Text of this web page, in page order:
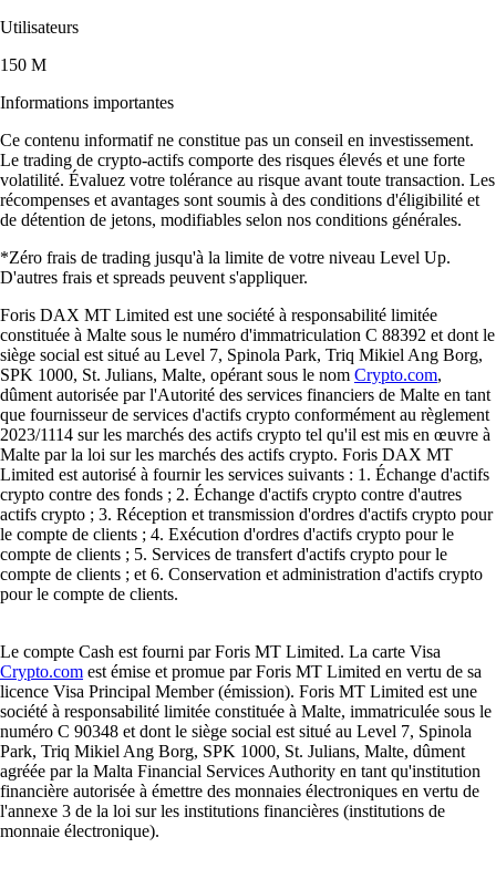
Utilisateurs
150 M
Informations importantes
Ce contenu informatif ne constitue pas un conseil en investissement.
Le trading de crypto-actifs comporte des risques élevés et une forte
volatilité. Évaluez votre tolérance au risque avant toute transaction. Les
récompenses et avantages sont soumis à des conditions d'éligibilité et
de détention de jetons, modifiables selon nos conditions générales.
*Zéro frais de trading jusqu'à la limite de votre niveau Level Up.
D'autres frais et spreads peuvent s'appliquer.
Foris DAX MT Limited est une société à responsabilité limitée
constituée à Malte sous le numéro d'immatriculation C 88392 et dont le
siège social est situé au Level 7, Spinola Park, Triq Mikiel Ang Borg,
SPK 1000, St. Julians, Malte, opérant sous le nom Crypto.com,
dûment autorisée par l'Autorité des services financiers de Malte en tant
que fournisseur de services d'actifs crypto conformément au règlement
2023/1114 sur les marchés des actifs crypto tel qu'il est mis en œuvre à
Malte par la loi sur les marchés des actifs crypto. Foris DAX MT
Limited est autorisé à fournir les services suivants : 1. Échange d'actifs
crypto contre des fonds ; 2. Échange d'actifs crypto contre d'autres
actifs crypto ; 3. Réception et transmission d'ordres d'actifs crypto pour
le compte de clients ; 4. Exécution d'ordres d'actifs crypto pour le
compte de clients ; 5. Services de transfert d'actifs crypto pour le
compte de clients ; et 6. Conservation et administration d'actifs crypto
pour le compte de clients.
Le compte Cash est fourni par Foris MT Limited. La carte Visa
Crypto.com est émise et promue par Foris MT Limited en vertu de sa
licence Visa Principal Member (émission). Foris MT Limited est une
société à responsabilité limitée constituée à Malte, immatriculée sous le
numéro C 90348 et dont le siège social est situé au Level 7, Spinola
Park, Triq Mikiel Ang Borg, SPK 1000, St. Julians, Malte, dûment
agréée par la Malta Financial Services Authority en tant qu'institution
financière autorisée à émettre des monnaies électroniques en vertu de
l'annexe 3 de la loi sur les institutions financières (institutions de
monnaie électronique).